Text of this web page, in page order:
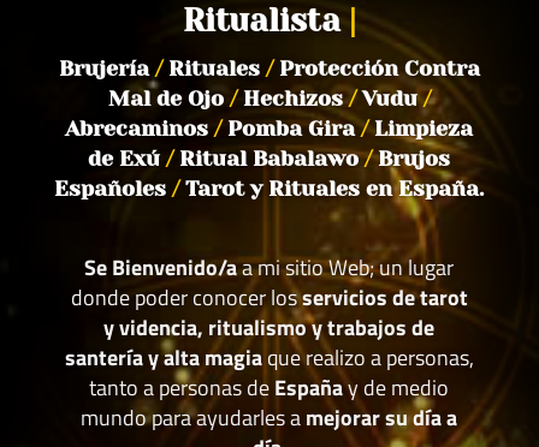
Ritualista
Brujería /Rituales /Protección Contra
Mal de Ojo /Hechizos/Vudu/
Abrecaminos/Pomba Gira/Limpieza
de Exú/Ritual Babalawo/Brujos
Españoles/Tarot y Rituales en España.
Se Bienvenido/aa mi sitio Web; un lugar
donde poder conocer losservicios de tarot
y videncia, ritualismo y trabajos de
santería y alta magiaque realizo a personas,
tanto a personas deEspañay de medio
mundo para ayudarles amejorar su día a